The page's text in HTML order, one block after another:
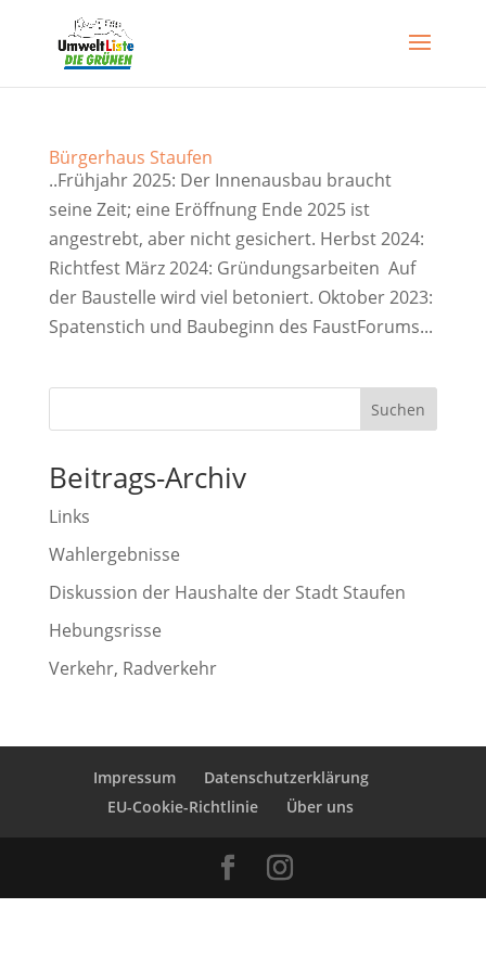
Bürgerhaus Staufen
..Frühjahr 2025: Der Innenausbau braucht
seine Zeit; eine Eröffnung Ende 2025 ist
angestrebt, aber nicht gesichert. Herbst 2024:
Richtfest März 2024: Gründungsarbeiten Auf
der Baustelle wird viel betoniert. Oktober 2023:
Spatenstich und Baubeginn des FaustForums...
Suchen
Beitrags-Archiv
Links
Wahlergebnisse
Diskussion der Haushalte der Stadt Staufen
Hebungsrisse
Verkehr, Radverkehr
Impressum
Datenschutzerklärung
EU-Cookie-Richtlinie
Über uns